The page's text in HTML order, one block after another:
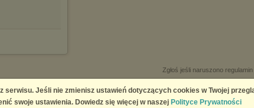
Zgłoś jeśli naruszono regulamin
Copyright © 2026
Jeśli nie zmienisz ustawień dotyczących cookies w Twojej
swoje ustawienia. Dowiedz się więcej w naszej Polityce Prywatności